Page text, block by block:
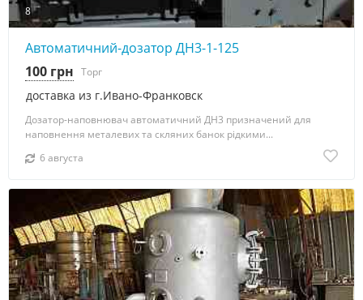
8
Автоматичний-дозатор ДН3-1-125
доставка из г.Ивано-Франковск
100 грн Торг
Дозатор-наповнювач автоматичний ДН3 призначений для
наповнення металевих та скляних банок рідкими...
6 августа